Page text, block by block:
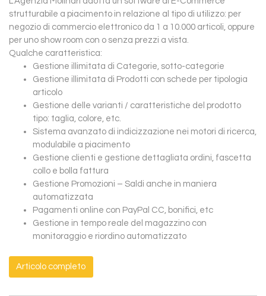
strutturabile a piacimento in relazione al tipo di utilizzo: per
negozio di commercio elettronico da 1 a 10.000 articoli, oppure
per uno show room con o senza prezzi a vista.
Qualche caratteristica:
Gestione illimitata di Categorie, sotto-categorie
Gestione illimitata di Prodotti con schede per tipologia
articolo
Gestione delle varianti / caratteristiche del prodotto
tipo: taglia, colore, etc.
Sistema avanzato di indicizzazione nei motori di ricerca,
modulabile a piacimento
Gestione clienti e gestione dettagliata ordini, fascetta
collo e bolla fattura
Gestione Promozioni – Saldi anche in maniera
automatizzata
Pagamenti online con PayPal CC, bonifici, etc
Gestione in tempo reale del magazzino con
monitoraggio e riordino automatizzato
Articolo completo